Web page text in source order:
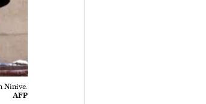
Nínive.
AFP